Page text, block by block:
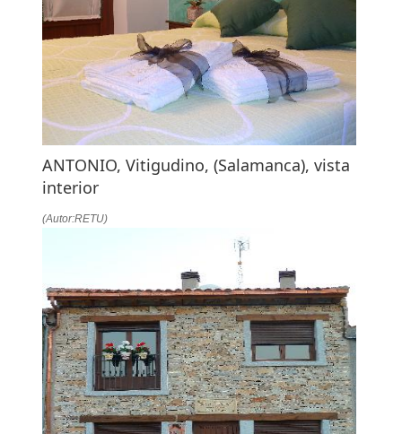
ANTONIO, Vitigudino, (Salamanca), vista
interior
(Autor:RETU)